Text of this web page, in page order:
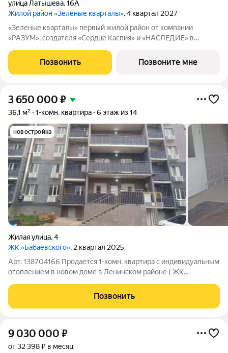
улица Латышева,16А
Жилой район «Зеленые кварталы», 4 квартал 2027
«Зеленые кварталы» первый жилой район от компании
«РАЗУМ», создателя «Сердце Каспия» и «НАСЛЕДИЕ» в
объединенных общим бульваром. Жилой район расположен в
центре университетской жизни Астрахани. Рядом
Позвонить Позвоните мне
3 650 000 ₽
36,1 м² 1-комн. квартира 6 этаж из 14
новостройка
Жилая улица,4
ЖК «Бабаевского», 2 квартал 2025
Арт. 138704166 Продается 1-комн. квартира с индивидуальным
отоплением в новом доме в Ленинском районе ( ЖК
преимущество: вы не зависите от графиков центрального
отопления и оплачиваете только
Позвонить
9 030 000 ₽
от 32 398 ₽ в месяц